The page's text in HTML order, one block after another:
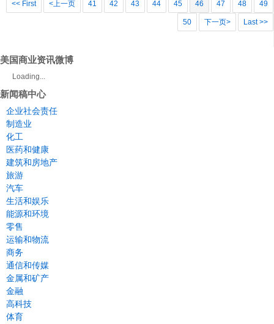
<< First <上一页 41 42 43 44 45 46 47 48 49
50 下一页> Last >>
美国商业资讯微博
Loading...
新闻稿中心
企业社会责任
制造业
化工
医药和健康
建筑和房地产
旅游
汽车
生活和娱乐
能源和环境
零售
运输和物流
商务
通信和传媒
金属和矿产
金融
高科技
体育